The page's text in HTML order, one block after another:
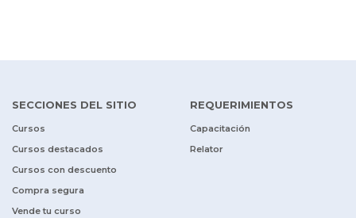
SECCIONES DEL SITIO
Cursos
Cursos destacados
Cursos con descuento
Compra segura
Vende tu curso
REQUERIMIENTOS
Capacitación
Relator